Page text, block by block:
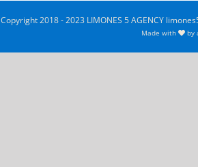
Copyright 2018 - 2023 LIMONES 5 AGENCY
Made with by